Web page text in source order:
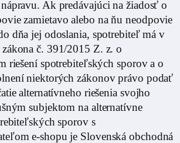
Ak predávajúci na žiadosť o
zamietavo alebo na ňu neodpovie
dňa jej odoslania, spotrebiteľ má v
č. 391/2015 Z. z. o
riešení spotrebiteľských sporov a o
niektorých zákonov právo podať
alternatívneho riešenia svojho
subjektom na alternatívne
sporov s
e-shopu je Slovenská obchodná